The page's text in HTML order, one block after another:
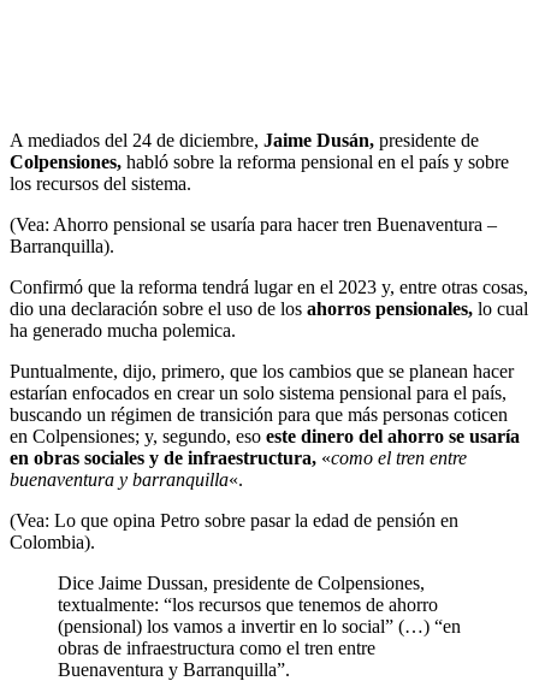
A mediados del 24 de diciembre, Jaime Dusán, presidente de
Colpensiones, habló sobre la reforma pensional en el país y sobre
los recursos del sistema.
(Vea: Ahorro pensional se usaría para hacer tren Buenaventura –
Barranquilla).
Confirmó que la reforma tendrá lugar en el 2023 y, entre otras cosas,
dio una declaración sobre el uso de los ahorros pensionales, lo cual
ha generado mucha polemica.
Puntualmente, dijo, primero, que los cambios que se planean hacer
estarían enfocados en crear un solo sistema pensional para el país,
buscando un régimen de transición para que más personas coticen
en Colpensiones; y, segundo, eso este dinero del ahorro se usaría
en obras sociales y de infraestructura, «como el tren entre
buenaventura y barranquilla«.
(Vea: Lo que opina Petro sobre pasar la edad de pensión en
Colombia).
Dice Jaime Dussan, presidente de Colpensiones,
textualmente: “los recursos que tenemos de ahorro
(pensional) los vamos a invertir en lo social” (…) “en
obras de infraestructura como el tren entre
Buenaventura y Barranquilla”.